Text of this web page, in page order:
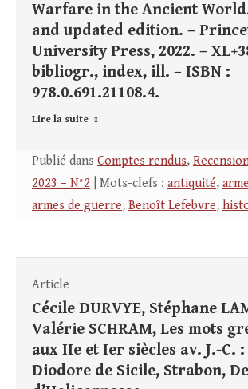
Warfare in the Ancient
and updated edition. –
University Press, 2022. –
bibliogr., index, ill. – ISBN :
978.0.691.21108.4.
Lire la suite
Publié dans Comptes rendus,
2023 – N°2 | Mots-clefs : antiquité,
armes de guerre, Benoît Lefebvre,
Article
Cécile DURVYE, Stéphane
Valérie SCHRAM, Les mots
aux IIe et Ier siècles av. J.-C.
Diodore de Sicile, Strabon,